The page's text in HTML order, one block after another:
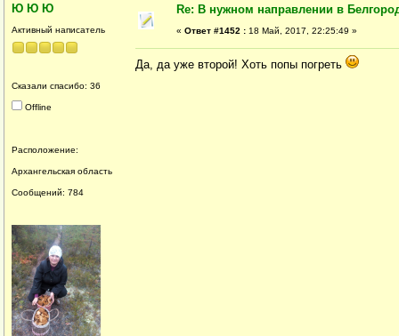
Ю Ю Ю
Активный написатель
Сказали спасибо: 36
Offline
Расположение:
Архангельская область
Сообщений: 784
Re: В нужном направлении в
« Ответ #1452 : 18 Май, 2017, 22:25:49 »
Да, да уже второй! Хоть попы погреть